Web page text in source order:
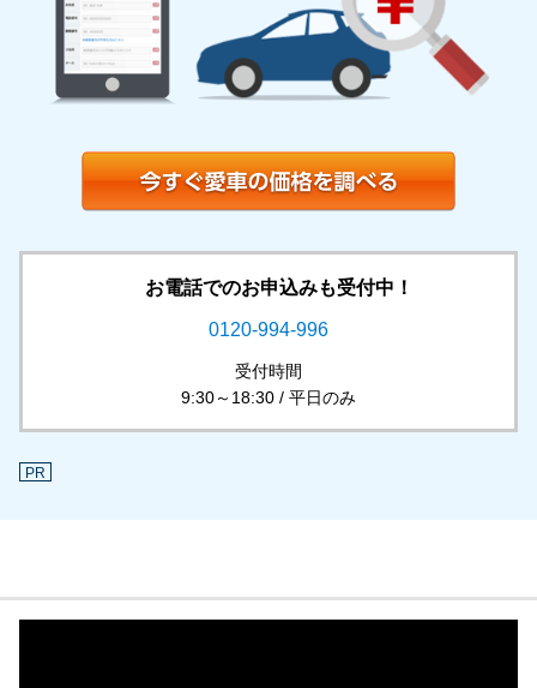
お電話でのお申込みも受付中！
0120-994-996
受付時間
9:30～18:30 / 平日のみ
PR